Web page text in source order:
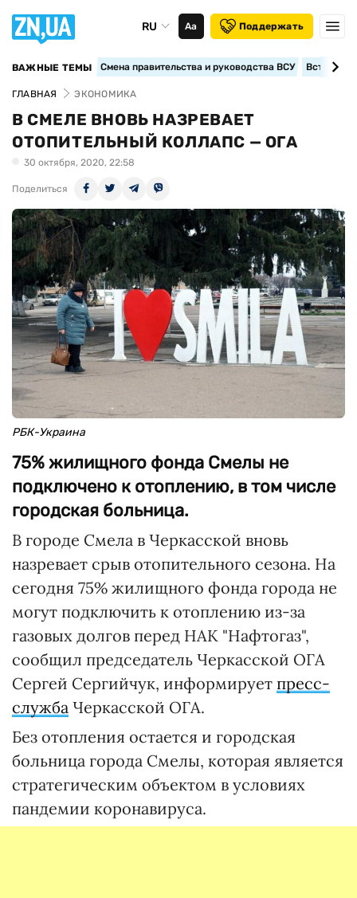
RU Аа Поддержать
ВАЖНЫЕ ТЕМЫ Смена правительства и руководства ВСУ
ГЛАВНАЯ ЭКОНОМИКА
В СМЕЛЕ ВНОВЬ НАЗРЕВАЕТ
ОТОПИТЕЛЬНЫЙ КОЛЛАПС — ОГА
30 октября, 2020, 22:58
Поделиться
РБК-Украина
75% жилищного фонда Смелы не
подключено к отоплению, в том числе
городская больница.
В городе Смела в Черкасской вновь
назревает срыв отопительного сезона. На
сегодня 75% жилищного фонда города не
могут подключить к отоплению из-за
газовых долгов перед НАК "Нафтогаз",
сообщил председатель Черкасской ОГА
Сергей Сергийчук, информирует пресс-
служба Черкасской ОГА.
Без отопления остается и городская
больница города Смелы, которая является
стратегическим объектом в условиях
пандемии коронавируса.